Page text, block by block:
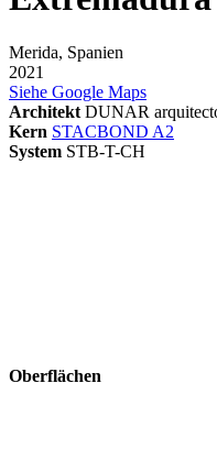
Merida, Spanien
2021
Siehe Google Maps
Architekt DUNAR
Kern STACBOND A2
System STB-T-CH
Oberflächen